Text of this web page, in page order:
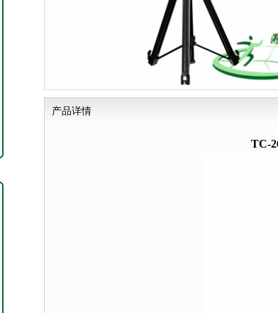
吹气仪
挥发性有机物采样器
油气回收检测仪
气体流量校准系列
产品详情
TC-